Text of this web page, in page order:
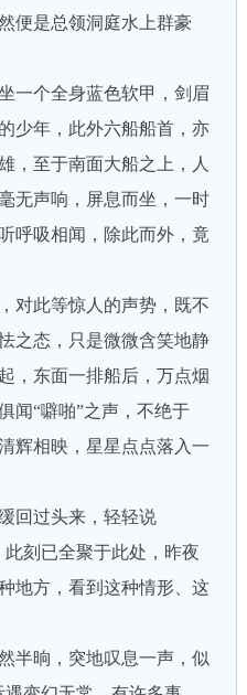
便是总领洞庭水上群豪
个全身蓝色软甲，剑眉
少年，此外六船船首，亦
，至于南面大船之上，人
无声响，屏息而坐，一时
呼吸相闻，除此而外，竟
此等惊人的声势，既不
之态，只是微微含笑地静
，东面一排船后，万点烟
闻“噼啪”之声，不绝于
辉相映，星星点点落入一
过头来，轻轻说
刻已全聚于此处，昨夜
地方，看到这种情形、这
晌，突地叹息一声，似